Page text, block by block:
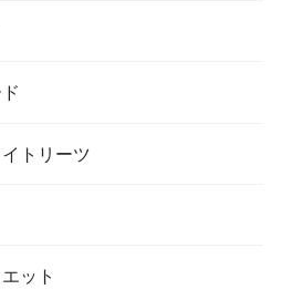
トリーツ
ット